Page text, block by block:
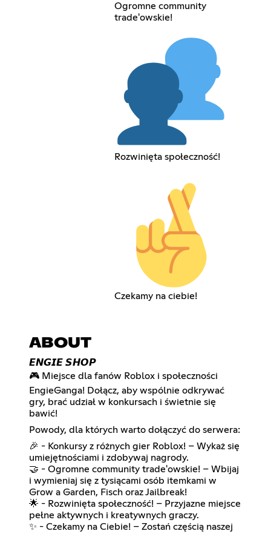
Ogromne community
trade'owskie!
Rozwinięta społeczność!
Czekamy na ciebie!
ABOUT
𝙀𝙉𝙂𝙄𝙀 𝙎𝙃𝙊𝙋
🎮 Miejsce dla fanów Roblox i społeczności
EngieGanga! Dołącz, aby wspólnie odkrywać
gry, brać udział w konkursach i świetnie się
bawić!
Powody, dla których warto dołączyć do serwera:
🎉 - Konkursy z różnych gier Roblox! – Wykaż się
umiejętnościami i zdobywaj nagrody.
🤝 - Ogromne community trade'owskie! – Wbijaj
i wymieniaj się z tysiącami osób itemkami w
Grow a Garden, Fisch oraz Jailbreak!
🌟 - Rozwinięta społeczność! – Przyjazne miejsce
pełne aktywnych i kreatywnych graczy.
✨ - Czekamy na Ciebie! – Zostań częścią naszej